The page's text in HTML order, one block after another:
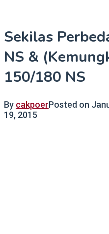
Sekilas
NS &
150/180 NS
By cakpoerPosted on
19, 2015